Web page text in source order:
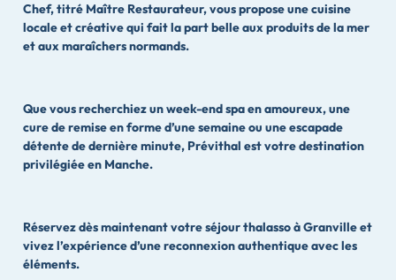
Chef, titré Maître Restaurateur, vous propose une cuisine
locale et créative qui fait la part belle aux produits de la mer
et aux maraîchers normands.
Que vous recherchiez un week-end spa en amoureux, une
cure de remise en forme d’une semaine ou une escapade
détente de dernière minute, Prévithal est votre destination
privilégiée en Manche.
Réservez dès maintenant votre séjour thalasso à Granville et
vivez l’expérience d’une reconnexion authentique avec les
éléments.